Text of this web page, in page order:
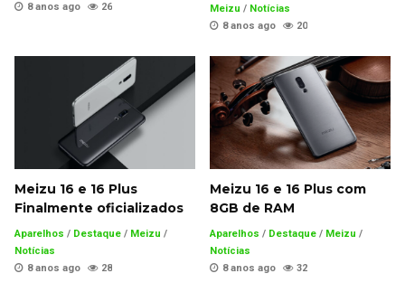
8 anos ago
26
Meizu / Notícias
8 anos ago
20
Meizu 16 e 16 Plus
Finalmente oficializados
Aparelhos / Destaque / Meizu /
Notícias
8 anos ago
28
Meizu 16 e 16 Plus com
8GB de RAM
Aparelhos / Destaque / Meizu /
Notícias
8 anos ago
32